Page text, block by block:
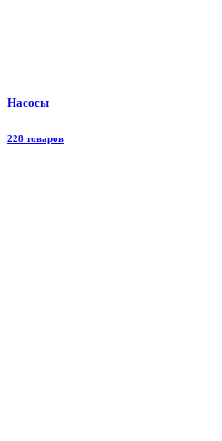
Насосы
228 товаров